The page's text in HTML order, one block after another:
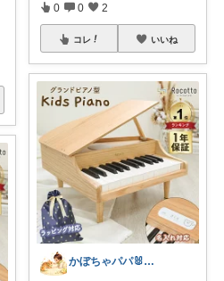
0 0 2
コレ いいね
かぼちゃパパ🐰経由購入感謝です♪